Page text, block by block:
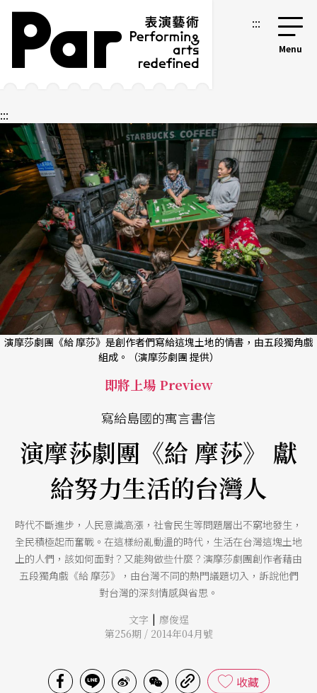
跳到主要內容區塊
網站導覽 :::
:::
演摩莎劇團《給 摩莎》是創作者們寫給這塊土地的情書，由五段獨角戲
組成。（演摩莎劇團 提供）
即將上場 Preview
寫給島國的寓言書信
演摩莎劇團《給 摩莎》 獻
給努力生活的台灣人
時代不斷進步，人民意識高漲，社會民生等問題層出不窮地發生，
全民積極起而奮戰。在這樣紛亂動盪的時代，生活在台灣這塊土地
上的人們，該如何面對？又能夠做些什麼？演摩莎劇團創作者藉由
五段獨角戲《給 摩莎》，由台灣不同的熱門議題切入，訴說他們
對台灣的深刻情感與省思。
文字 | 廖俊逞
第256期 / 2014年04月號
收藏